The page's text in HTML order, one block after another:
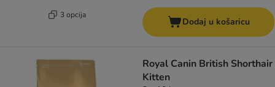
3 opcija
Dodaj u košaricu
Royal Canin British Shorthair
Kitten